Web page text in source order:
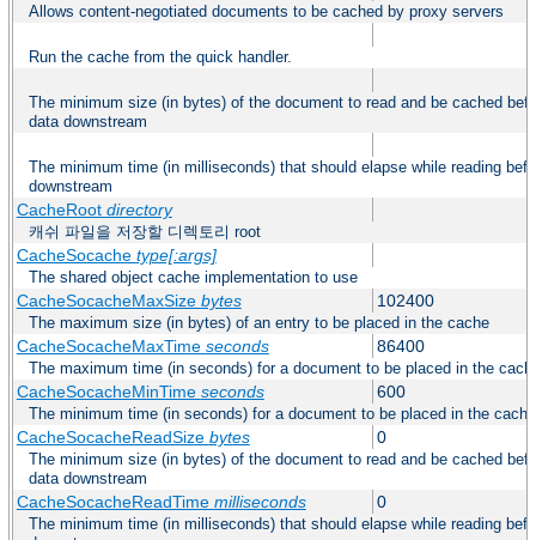
Allows content-negotiated documents to be cached by proxy servers
Run the cache from the quick handler.
The minimum size (in bytes) of the document to read and be cached
data downstream
The minimum time (in milliseconds) that should elapse while reading
downstream
CacheRoot directory
캐쉬 파일을 저장할 디렉토리 root
CacheSocache type[:args]
The shared object cache implementation to use
CacheSocacheMaxSize bytes 102400
The maximum size (in bytes) of an entry to be placed in the cache
CacheSocacheMaxTime seconds 86400
The maximum time (in seconds) for a document to be placed in the
CacheSocacheMinTime seconds 600
The minimum time (in seconds) for a document to be placed in the cache
CacheSocacheReadSize bytes 0
The minimum size (in bytes) of the document to read and be cached
data downstream
CacheSocacheReadTime milliseconds 0
The minimum time (in milliseconds) that should elapse while reading